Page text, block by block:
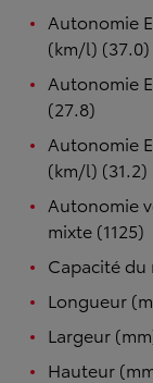
Autonomie
(km/l) (37.0)
Autonomie
(27.8)
Autonomie
(km/l) (31.2)
Autonomie
mixte (1125)
Capacité du
Longueur
Largeur
Hauteur